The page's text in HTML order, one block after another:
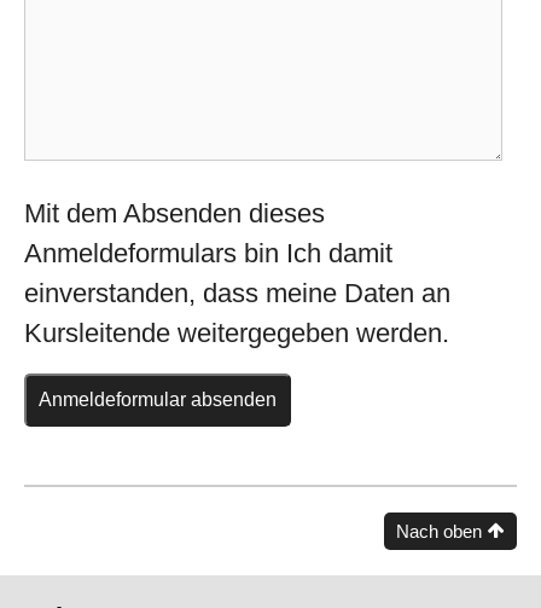
Mit dem Absenden dieses
Anmeldeformulars bin Ich damit
einverstanden, dass meine Daten an
Kursleitende weitergegeben werden.
Nach oben